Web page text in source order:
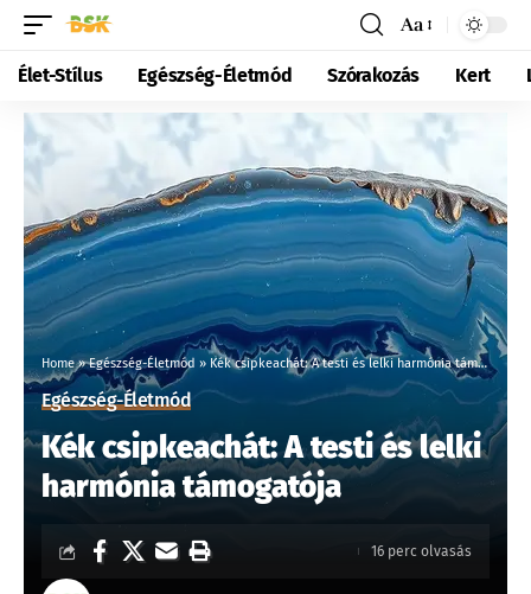
Aa
Élet-Stílus Egészség-Életmód Szórakozás Kert
Home»Egészség-Életmód » Kék csipkeachát: A testi és lelki harmónia támogatója
Egészség-Életmód
Kék csipkeachát: A testi és lelki
harmónia támogatója
16 perc olvasás